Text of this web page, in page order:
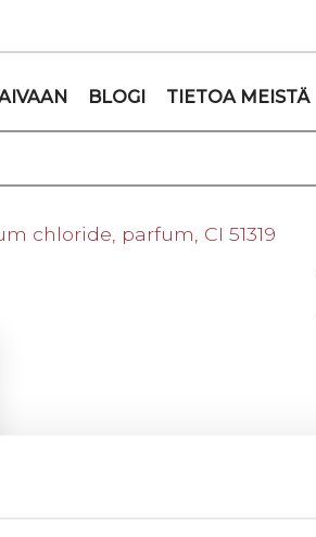
BLOGI TIETOA MEISTÄ
chloride, parfum, CI 51319